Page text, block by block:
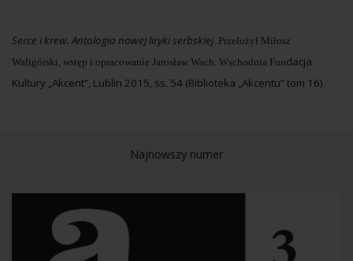
Serce i krew. Antologia nowej liryki serbskiej. Przełożył Miłosz
Waligórski, wstęp i opracowanie Jarosław Wach. Wschodnia Fundacja
Kultury „Akcent”, Lublin 2015, ss. 54 (Biblioteka „Akcentu” tom 16).
Najnowszy numer